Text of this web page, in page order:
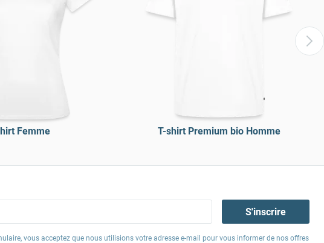
Femme T-shirt Premium bio Homme
S'inscrire
vous acceptez que nous utilisions votre adresse e-mail pour vous informer de nos offres